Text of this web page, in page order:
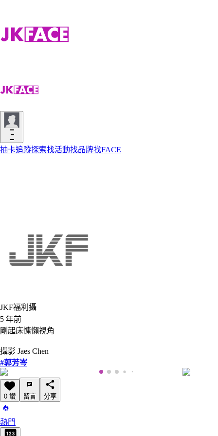
抽卡追蹤探索找活動找品牌找FACE
JKF福利攝
5 年前
剛起床慵懶視角
攝影 Jaes Chen
#郭芳岑
0 讚 留言 分享
熱門